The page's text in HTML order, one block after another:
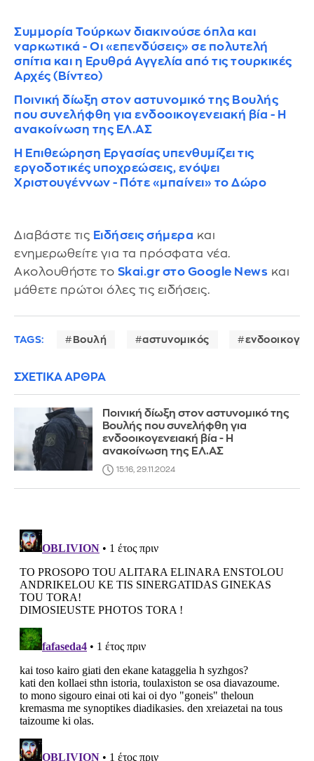
Συμμορία Τούρκων διακινούσε όπλα και
ναρκωτικά - Οι «επενδύσεις» σε πολυτελή
σπίτια και η Ερυθρά Αγγελία από τις τουρκικές
Αρχές (Βίντεο)
Ποινική δίωξη στον αστυνομικό της Βουλής
που συνελήφθη για ενδοοικογενειακή βία - Η
ανακοίνωση της ΕΛ.ΑΣ
Η Επιθεώρηση Εργασίας υπενθυμίζει τις
εργοδοτικές υποχρεώσεις, ενόψει
Χριστουγέννων - Πότε «μπαίνει» το Δώρο
Διαβάστε τις Ειδήσεις σήμερα και
ενημερωθείτε για τα πρόσφατα νέα.
Ακολουθήστε το Skai.gr στο Google News και
μάθετε πρώτοι όλες τις ειδήσεις.
TAGS: Βουλή αστυνομικός
ΣΧΕΤΙΚΑ ΑΡΘΡΑ
Ποινική δίωξη στον αστυνομικό της
Βουλής που συνελήφθη για
ενδοοικογενειακή βία - Η
ανακοίνωση της ΕΛ.ΑΣ
15:16, 29.11.2024